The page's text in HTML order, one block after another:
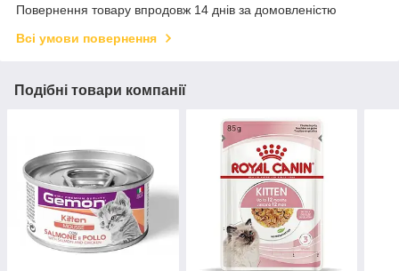
Повернення товару впродовж 14 днів за домовленістю
Всі умови повернення
Подібні товари компанії